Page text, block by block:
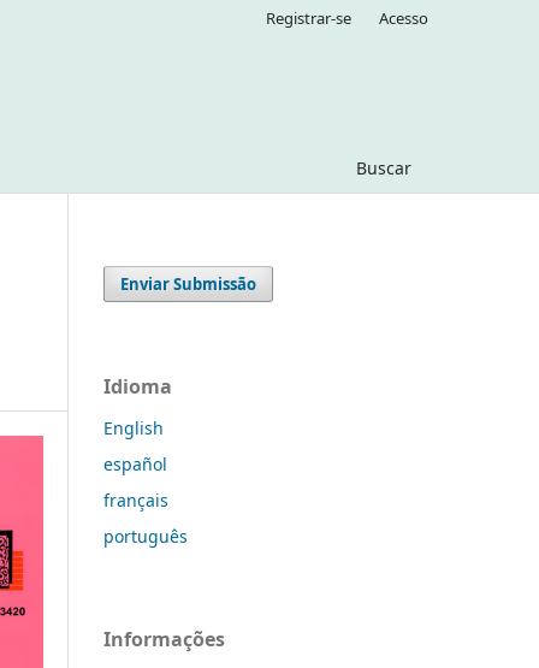
Buscar
Registrar-se Acesso
Enviar Submissão
Idioma
English
español
français
português
Informações